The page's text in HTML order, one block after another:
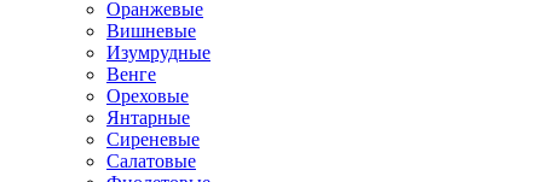
Оранжевые
Вишневые
Изумрудные
Венге
Ореховые
Янтарные
Сиреневые
Салатовые